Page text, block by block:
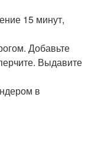
15 минут,
Добавьте
Выдавите
в